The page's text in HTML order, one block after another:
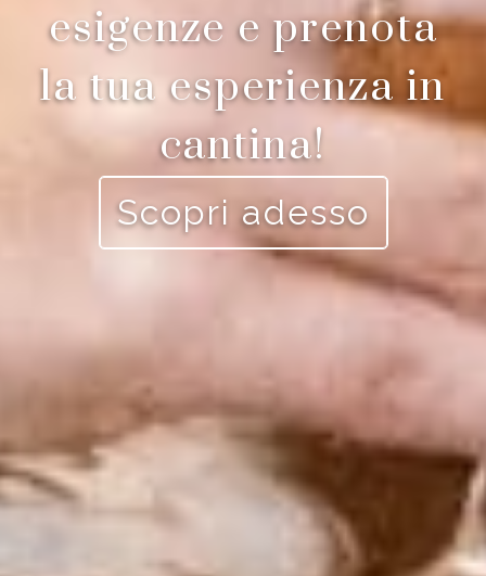
esigenze e prenota
la tua esperienza in
cantina!
Scopri adesso